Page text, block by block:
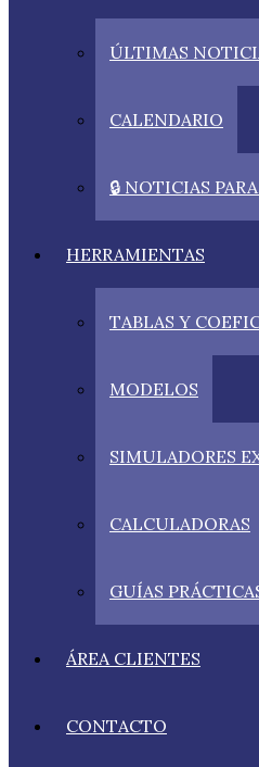
ÚLTIMAS
CALENDARIO
🔒 NOTICIAS
HERRAMIENTAS
TABLAS Y
MODELOS
SIMULADORES
CALCULADORAS
GUÍAS
ÁREA CLIENTES
CONTACTO